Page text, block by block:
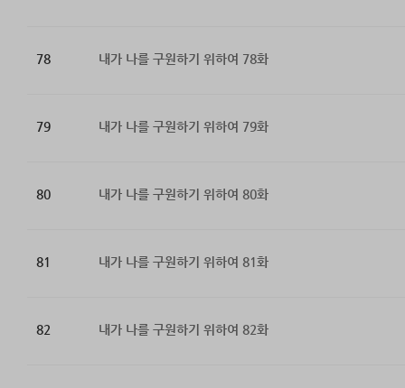
78 내가 나를 구원하기 위하여 78화
79 내가 나를 구원하기 위하여 79화
80 내가 나를 구원하기 위하여 80화
81 내가 나를 구원하기 위하여 81화
82 내가 나를 구원하기 위하여 82화